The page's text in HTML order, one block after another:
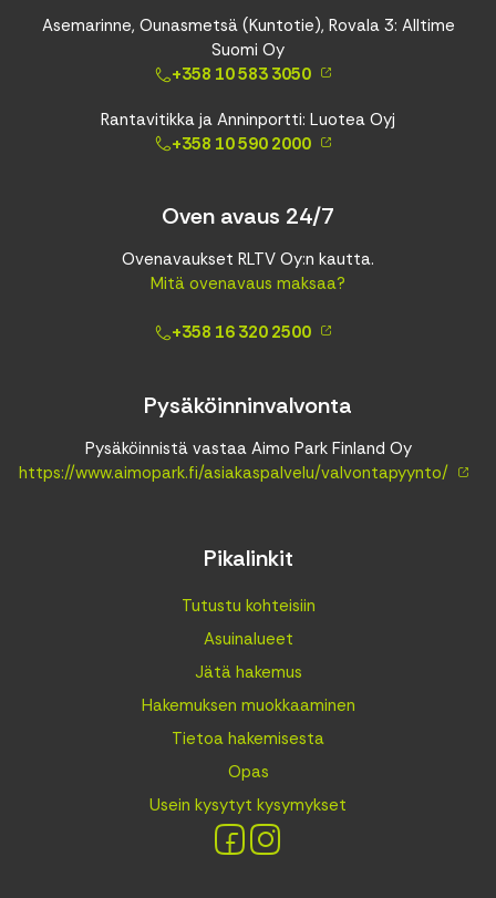
Facebook
Asemarinne, Ounasmetsä (Kuntotie), Rovala 3: Alltime
Suomi Oy
+358 10 583 3050
Rantavitikka ja Anninportti: Luotea Oyj
+358 10 590 2000
Oven avaus 24/7
Ovenavaukset RLTV Oy:n kautta.
Mitä ovenavaus maksaa?
+358 16 320 2500
Pysäköinninvalvonta
Pysäköinnistä vastaa Aimo Park Finland Oy
https://www.aimopark.fi/asiakaspalvelu/valvontapyynto/
Pikalinkit
Tutustu kohteisiin
Asuinalueet
Jätä hakemus
Hakemuksen muokkaaminen
Tietoa hakemisesta
Opas
Usein kysytyt kysymykset